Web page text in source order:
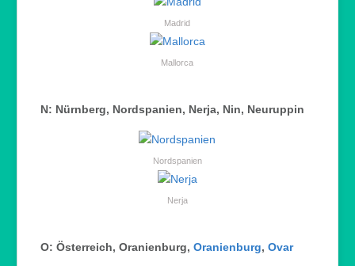
Madrid
Mallorca
N: Nürnberg, Nordspanien, Nerja, Nin, Neuruppin
Nordspanien
Nerja
O: Österreich, Oranienburg,Oranienburg,Ovar